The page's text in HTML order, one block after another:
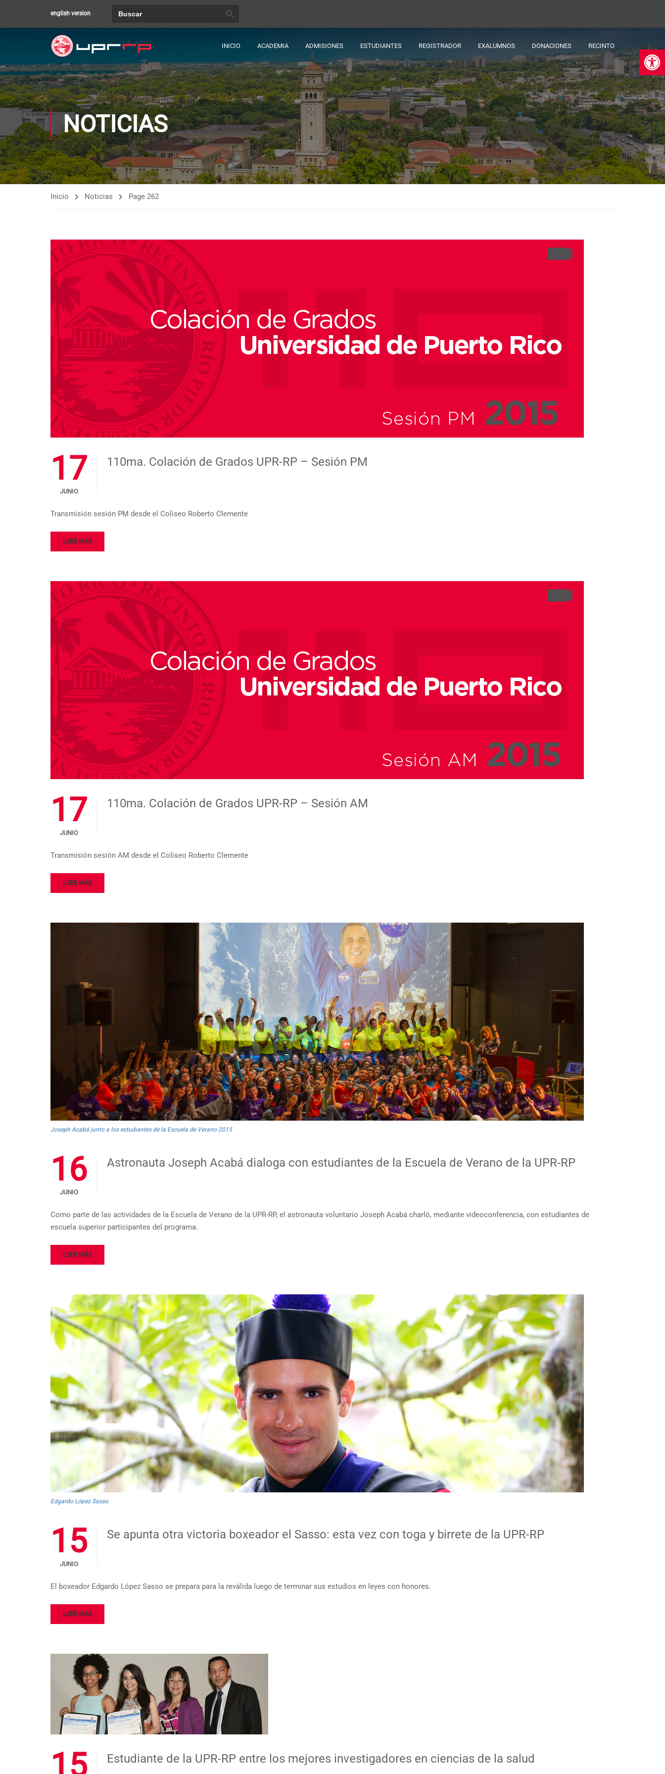
english version
INICIO ACADEMIA ADMISIONES ESTUDIANTES REGISTRADOR EXALUMNOS DONACIONES RECINTO
NOTICIAS
Inicio Noticias Page 262
17
JUNIO
110ma. Colación de Grados UPR-RP – Sesión PM
Transmisión sesión PM desde el Coliseo Roberto Clemente
LEER MÁS
17
JUNIO
110ma. Colación de Grados UPR-RP – Sesión AM
Transmisión sesión AM desde el Coliseo Roberto Clemente
LEER MÁS
Joseph Acabá junto a los estudiantes de la Escuela de Verano 2015
16
JUNIO
Astronauta Joseph Acabá dialoga con estudiantes de la Escuela de Verano de la UPR-RP
Como parte de las actividades de la Escuela de Verano de la UPR-RP, el astronauta voluntario Joseph Acabá charló, mediante videoconferencia, con estudiantes de
escuela superior participantes del programa.
LEER MÁS
Edgardo López Sasso
15
JUNIO
Se apunta otra victoria boxeador el Sasso: esta vez con toga y birrete de la UPR-RP
El boxeador Edgardo López Sasso se prepara para la reválida luego de terminar sus estudios en leyes con honores.
LEER MÁS
15 Estudiante de la UPR-RP entre los mejores investigadores en ciencias de la salud